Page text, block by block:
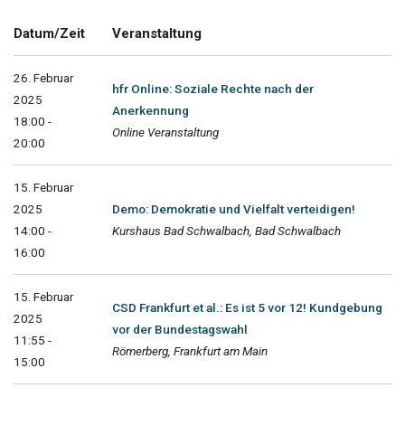
Datum/Zeit Veranstaltung
26. Februar
2025
18:00 -
20:00
hfr Online: Soziale Rechte nach der
Anerkennung
Online Veranstaltung
15. Februar
2025
14:00 -
16:00
Demo: Demokratie und Vielfalt verteidigen!
Kurshaus Bad Schwalbach, Bad Schwalbach
15. Februar
2025
11:55 -
15:00
CSD Frankfurt et al.: Es ist 5 vor 12! Kundgebung
vor der Bundestagswahl
Römerberg, Frankfurt am Main